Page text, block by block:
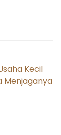
Kecil
Menjaganya